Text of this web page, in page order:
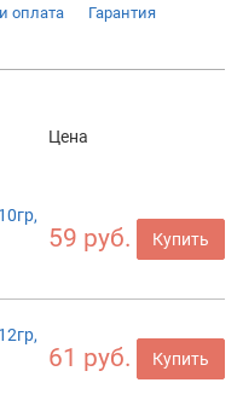
оплата Гарантия
Цена
59 руб. Купить
61 руб. Купить